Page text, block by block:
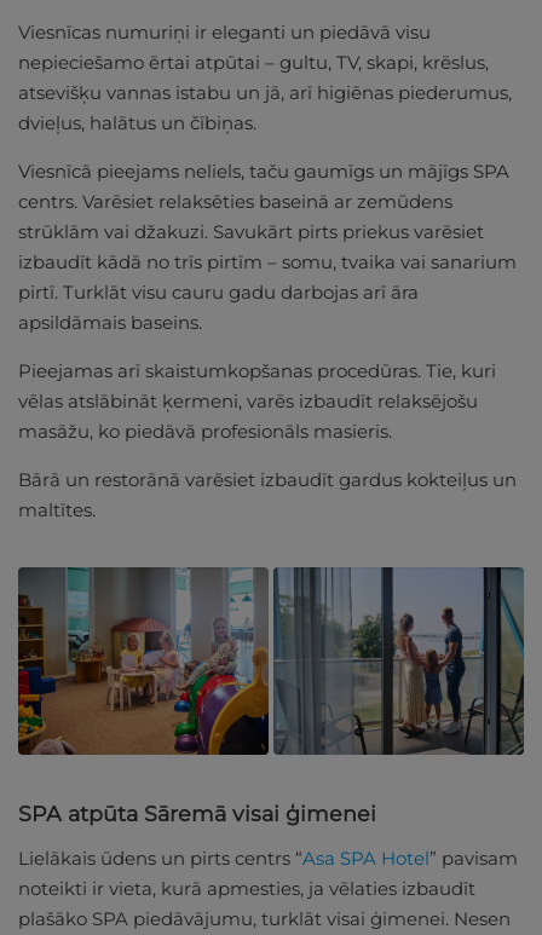
Viesnīcas numuriņi ir eleganti un piedāvā visu
nepieciešamo ērtai atpūtai – gultu, TV, skapi, krēslus,
atsevišķu vannas istabu un jā, arī higiēnas piederumus,
dvieļus, halātus un čībiņas.
Viesnīcā pieejams neliels, taču gaumīgs un mājīgs SPA
centrs. Varēsiet relaksēties baseinā ar zemūdens
strūklām vai džakuzi. Savukārt pirts priekus varēsiet
izbaudīt kādā no trīs pirtīm – somu, tvaika vai sanarium
pirtī. Turklāt visu cauru gadu darbojas arī āra
apsildāmais baseins.
Pieejamas arī skaistumkopšanas procedūras. Tie, kuri
vēlas atslābināt ķermeni, varēs izbaudīt relaksējošu
masāžu, ko piedāvā profesionāls masieris.
Bārā un restorānā varēsiet izbaudīt gardus kokteiļus un
maltītes.
SPA atpūta Sāremā visai ģimenei
Lielākais ūdens un pirts centrs “Asa SPA Hotel” pavisam
noteikti ir vieta, kurā apmesties, ja vēlaties izbaudīt
plašāko SPA piedāvājumu, turklāt visai ģimenei. Nesen